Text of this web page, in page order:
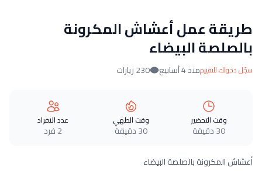
طريقة عمل أعشاش المكرونة
بالصلصة البيضاء
سجّل دخولك للتقييممنذ 4 أسابيع 230 زيارات
وقت التحضير
30 دقيقة
وقت الطهي
30 دقيقة
عدد الافراد
2 فرد
أعشاش المكرونة بالصلصة البيضاء